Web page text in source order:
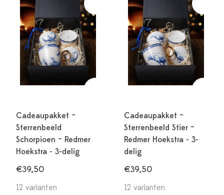
Cadeaupakket –
Sterrenbeeld
Schorpioen – Redmer
Hoekstra - 3-delig
€39,50
12 varianten
Cadeaupakket –
Sterrenbeeld Stier –
Redmer Hoekstra - 3-
delig
€39,50
12 varianten